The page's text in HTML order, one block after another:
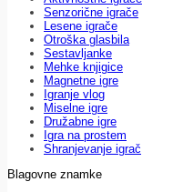
Senzorične igrače
Lesene igrače
Otroška glasbila
Sestavljanke
Mehke knjigice
Magnetne igre
Igranje vlog
Miselne igre
Družabne igre
Igra na prostem
Shranjevanje igrač
Blagovne znamke